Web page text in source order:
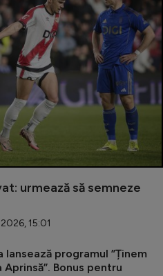
urmează să semneze
15:01
lansează programul ”Ținem
Aprinsă”. Bonus pentru